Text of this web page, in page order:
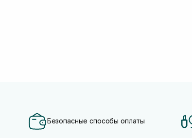
Безопасные способы оплаты